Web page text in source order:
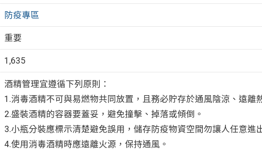
防疫專區
重要
1,635
酒精管理宜遵循下列原則：
1.消毒酒精不可與易燃物共同放置，且務必貯存於通風陰涼、遠離
2.盛裝酒精的容器要蓋妥，避免撞擊、掉落或傾倒。
3.小瓶分裝應標示清楚避免誤用，儲存防疫物資空間勿讓人任意進
4.使用消毒酒精時應遠離火源，保持通風。